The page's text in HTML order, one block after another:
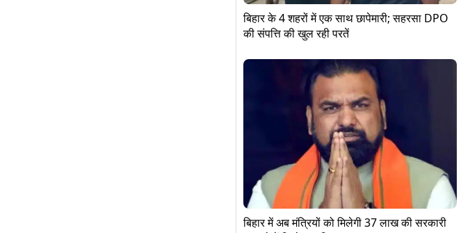
बिहार के 4 शहरों में एक साथ छापेमारी; सहरसा DPO
की संपत्ति की खुल रही परतें
बिहार में अब मंत्रियों को मिलेगी 37 लाख की सरकारी